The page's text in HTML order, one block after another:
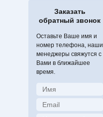
Заказать
обратный звонок
Оставьте Ваше имя и
номер телефона, наши
менеджеры свяжутся с
Вами в ближайшее
время.